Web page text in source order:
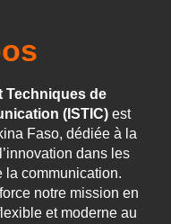
Techniques de
(ISTIC) est
Faso, dédiée à la
dans les
la communication.
notre mission en
et moderne au